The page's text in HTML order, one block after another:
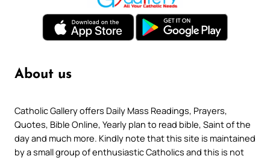
About us
Catholic Gallery offers Daily Mass Readings, Prayers,
Quotes, Bible Online, Yearly plan to read bible, Saint of the
day and much more. Kindly note that this site is maintained
by a small group of enthusiastic Catholics and this is not